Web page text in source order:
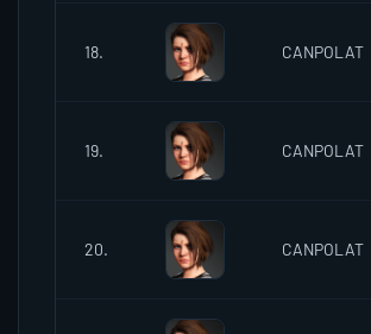
18. CANPOLAT
19. CANPOLAT
20. CANPOLAT